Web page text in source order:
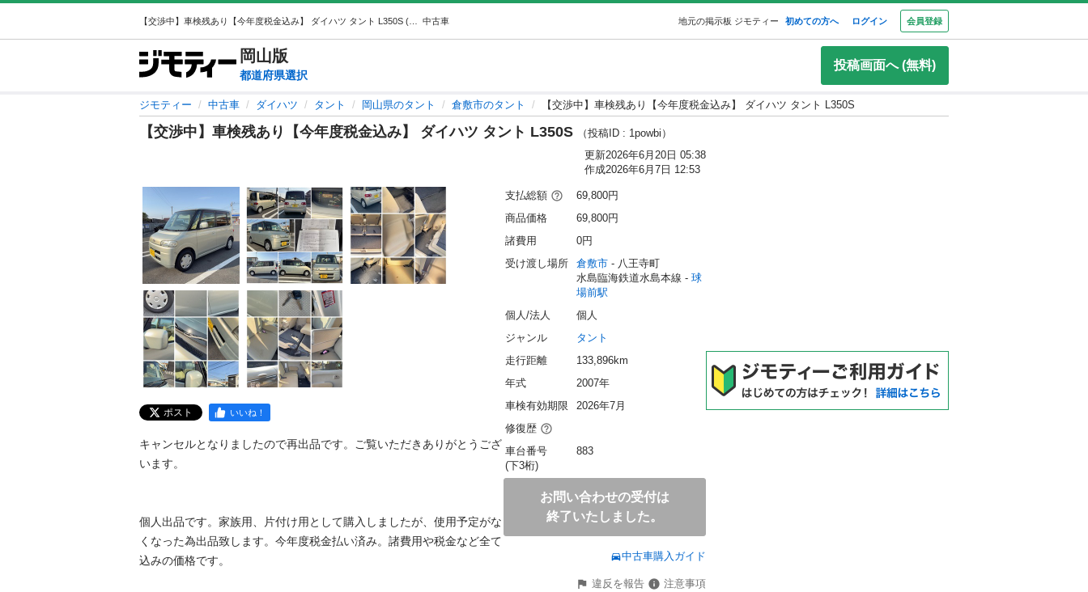
中古車 地元の掲示板 ジモティー 初めての方へ ログイン 会員登録
岡山版
都道府県選択
投稿画面へ (無料)
ジモティー 中古車 ダイハツ タント 岡山県のタント 倉敷市のタント 【交渉中】車検残あり【今年度税金込み】 ダイハツ タント L350S
【交渉中】車検残あり【今年度税金込み】 ダイハツ タント L350S
（投稿ID : 1powbi）
更新2026年6月20日 05:38
作成2026年6月7日 12:53
ポスト いいね！
キャンセルとなりましたので再出品です。ご覧いただきありがとうござ
います。
個人出品です。家族用、片付け用として購入しましたが、使用予定がな
くなった為出品致します。今年度税金払い済み。諸費用や税金など全て
込みの価格です。
支払総額
69,800円
商品価格
69,800円
諸費用
0円
受け渡し場所
倉敷市 - 八王寺町
水島臨海鉄道水島本線 - 球
場前駅
個人/法人
個人
ジャンル
タント
走行距離
133,896km
年式
2007年
車検有効期限
2026年7月
修復歴
車台番号
(下3桁)
883
お問い合わせの受付は
終了いたしました。
中古車購入ガイド
違反を報告
注意事項